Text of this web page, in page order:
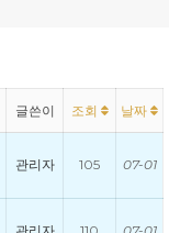
글쓴이 조회 날짜
관리자 105 07-01